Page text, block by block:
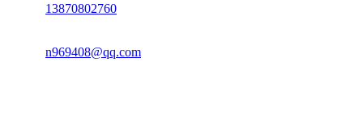
13870802760
n969408@qq.com